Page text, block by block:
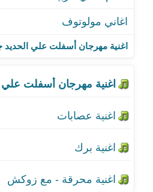
اغنية مهرجان أسفلت علي الحديد
اغنية مهرجان أسفلت
اغنية محرقة - مع